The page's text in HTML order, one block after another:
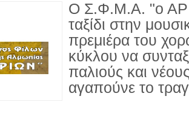
Ο Σ.Φ.Μ.Α. "ο
ταξίδι στην
πρεμιέρα του
κύκλου να
παλιούς και
αγαπούνε το